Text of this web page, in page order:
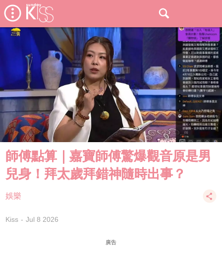
師傅點算｜嘉寶師傅驚爆觀音原是男
兒身！拜太歲拜錯神隨時出事？
娛樂
Kiss Jul 8 2026
廣告